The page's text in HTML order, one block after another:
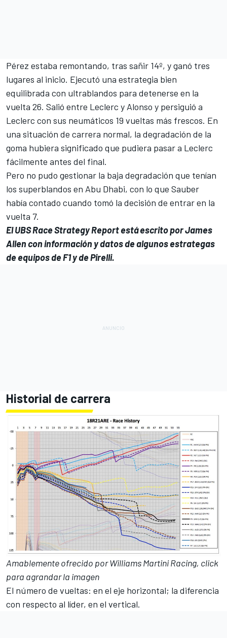
Pérez estaba remontando, tras sañir 14º, y ganó tres
lugares al inicio. Ejecutó una estrategia bien
equilibrada con ultrablandos para detenerse en la
vuelta 26. Salió entre Leclerc y Alonso y persiguió a
Leclerc con sus neumáticos 19 vueltas más frescos. En
una situación de carrera normal, la degradación de la
goma hubiera significado que pudiera pasar a Leclerc
fácilmente antes del final.
Pero no pudo gestionar la baja degradación que tenían
los superblandos en Abu Dhabi, con lo que Sauber
había contado cuando tomó la decisión de entrar en la
vuelta 7.
El UBS Race Strategy Report está escrito por James
Allen con información y datos de algunos estrategas
de equipos de F1 y de Pirelli.
Historial de carrera
Amablemente ofrecido por Williams Martini Racing, click
para agrandar la imagen
El número de vueltas: en el eje horizontal; la diferencia
con respecto al líder, en el vertical.